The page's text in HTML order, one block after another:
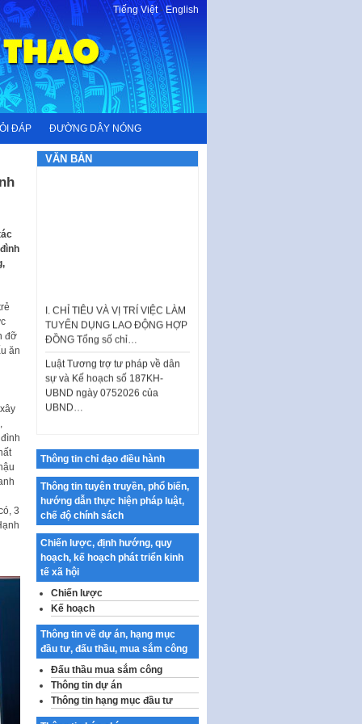
Tiếng Việt-English
ĐÁP ĐƯỜNG DÂY NÓNG
đỡ
ăn
3
VĂN BẢN
TUYỂN DỤNG LAO ĐỘNG HỢP
ĐỒNG Tổng số chỉ…
Luật Tương trợ tư pháp về dân
sự và Kế hoạch số 187KH-
UBND ngày 0752026 của
UBND…
Ban hành Danh mục vị trí khai
Kế hoạch Tổ chức Cuộc thi
chính luận về bảo vệ nền tảng tư
tưởng của Đảng…
Công bố công khai dự toán kinh
phí xây dựng pháp luật, hoàn
thiện thể chế, chính…
Quy định về nghiên cứu, ứng
dụng khoa học, công nghệ, đổi
mới sáng tạo và chuyển…
Quy định chi tiết và hướng dẫn
thi hành một số điều của Luật Lý
lịch tư…
Sửa đổi, bổ sung một số nội
dung tại Nghị quyết số 30/NQ-
CP ngày 24 tháng 02…
Thông tin chỉ đạo điều hành
Thông tin tuyên truyền, phổ biến,
hướng dẫn thực hiện pháp luật,
chế độ chính sách
Chiến lược, định hướng, quy
hoạch, kế hoạch phát triển kinh
tế xã hội
Chiến lược
Kế hoạch
Thông tin về dự án, hạng mục
đầu tư, đấu thầu, mua sắm công
Đấu thầu mua sắm công
Thông tin dự án
Thông tin hạng mục đầu tư